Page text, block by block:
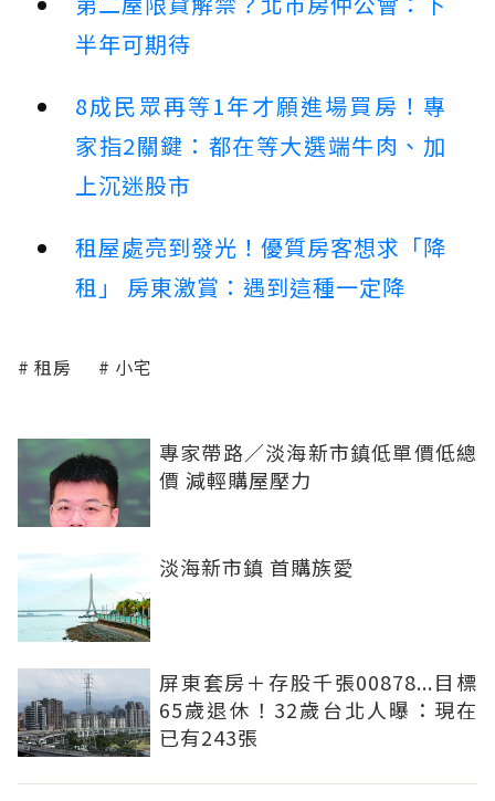
半年可期待
8成民眾再等1年才願進場買房！專
家指2關鍵：都在等大選端牛肉、加
上沉迷股市
租屋處亮到發光！優質房客想求「降
租」 房東激賞：遇到這種一定降
租房 小宅
專家帶路／淡海新市鎮低單價低總
價 減輕購屋壓力
淡海新市鎮 首購族愛
屏東套房＋存股千張00878...目標
65歲退休！32歲台北人曝：現在
已有243張